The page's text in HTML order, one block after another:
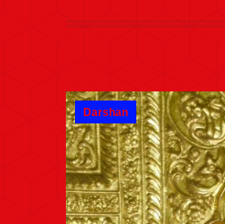
Darshan